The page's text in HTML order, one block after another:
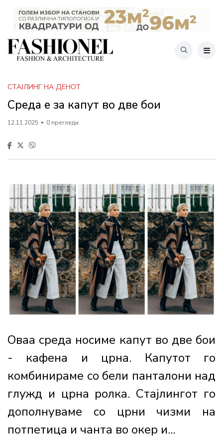
СТАЈЛИНГ НА ДЕНОТ
Среда е за капут во две бои
12.11.2025 0 прегледи
Оваа среда носиме капут во две бои
- кафена и црна. Капутот го
комбинираме со бели панталони над
глужд и црна ролка. Стајлингот го
дополнуваме со црни чизми на
потпетица и чанта во окер и...